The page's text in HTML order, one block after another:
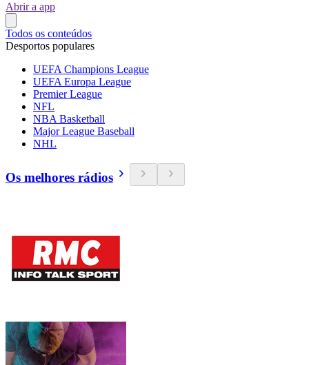
Abrir a app
Todos os conteúdos
Desportos populares
UEFA Champions League
UEFA Europa League
Premier League
NFL
NBA Basketball
Major League Baseball
NHL
Os melhores rádios